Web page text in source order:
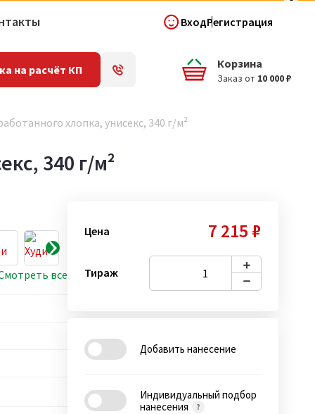
ВходРегистрация
Корзина
Заказ от 10 000 ₽
на расчёт КП
хлопка, унисекс, 340 г/м²
340 г/м²
все
Цена 7 215 ₽
Тираж
Добавить нанесение
Индивидуальный подбор
нанесения